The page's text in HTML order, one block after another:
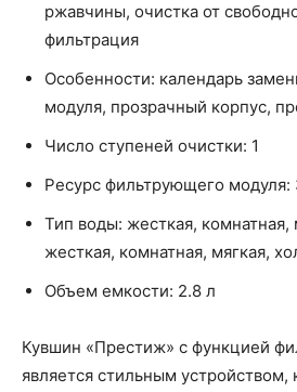
ржавчины, очистка от
фильтрация
Особенности: календарь
модуля, прозрачный корпус,
Число ступеней очистки: 1
Ресурс фильтрующего модуля:
Тип воды: жесткая, комнатная,
жесткая, комнатная, мягкая,
Объем емкости: 2.8 л
Кувшин «Престиж» с функцией
является стильным устройством,